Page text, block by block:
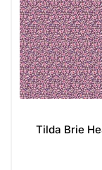
Tilda Brie